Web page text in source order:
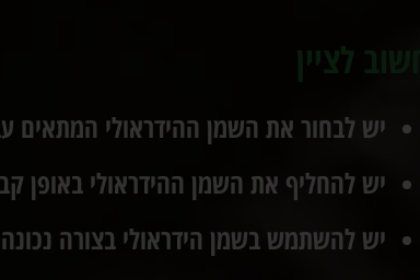
חשוב לציין
יש לבחור את השמן ההידראולי המתאים
יש להחליף את השמן ההידראולי באופן
יש להשתמש בשמן הידראולי בצורה